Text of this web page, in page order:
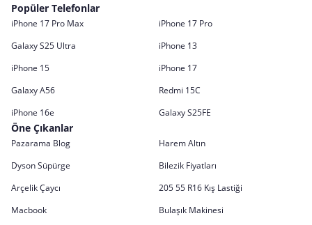
Popüler Telefonlar
iPhone 17 Pro Max
iPhone 17 Pro
Galaxy S25 Ultra
iPhone 13
iPhone 15
iPhone 17
Galaxy A56
Redmi 15C
iPhone 16e
Galaxy S25FE
Öne Çıkanlar
Pazarama Blog
Harem Altın
Dyson Süpürge
Bilezik Fiyatları
Arçelik Çaycı
205 55 R16 Kış Lastiği
Macbook
Bulaşık Makinesi